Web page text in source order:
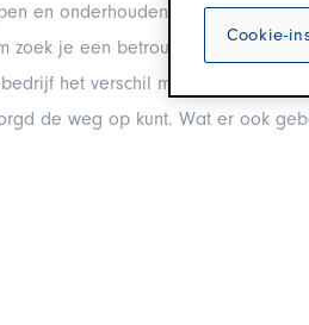
en onderhouden van een auto
zoek je een betrouwbare partner,
het verschil maken. Onze
de weg op kunt. Wat er ook
Cookie-